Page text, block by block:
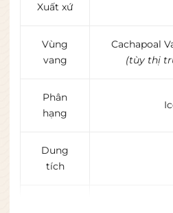
Xuất xứ
Vùng
vang
Cachapoal
(tùy thị
Phân
hạng
Dung
tích